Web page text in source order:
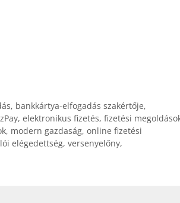
, bankkártya-elfogadás szakértője,
, elektronikus fizetés, fizetési
, modern gazdaság, online fizetési
elégedettség, versenyelőny,